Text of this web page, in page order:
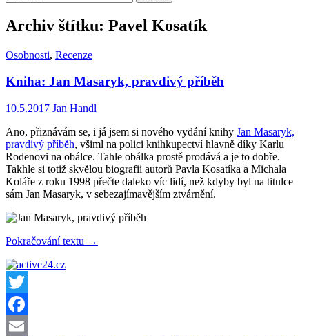
Archiv štítku: Pavel Kosatík
Osobnosti, Recenze
Kniha: Jan Masaryk, pravdivý příběh
10.5.2017 Jan Handl
Ano, přiznávám se, i já jsem si nového vydání knihy Jan Masaryk,
pravdivý příběh, všiml na polici knihkupectví hlavně díky Karlu
Rodenovi na obálce. Tahle obálka prostě prodává a je to dobře.
Takhle si totiž skvělou biografii autorů Pavla Kosatíka a Michala
Koláře z roku 1998 přečte daleko víc lidí, než kdyby byl na titulce
sám Jan Masaryk, v sebezajímavějším ztvárnění.
Pokračování textu Kniha:
→
Twitter
Facebook